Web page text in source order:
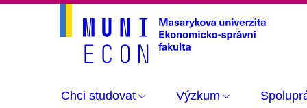
Chci studovat Výzkum